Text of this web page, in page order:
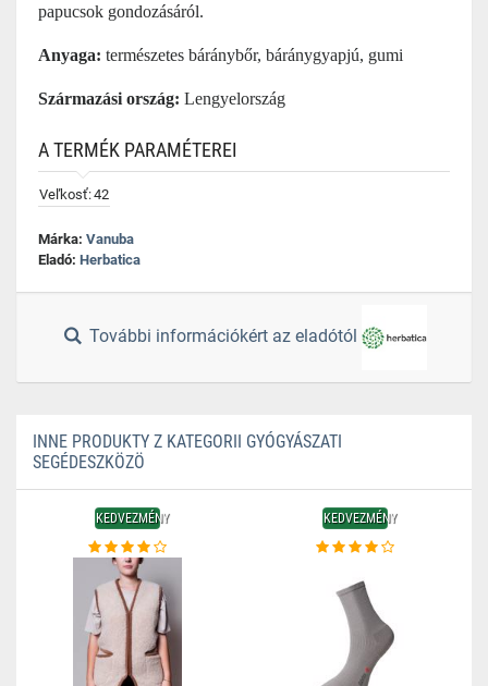
papucsok gondozásáról.
Anyaga: természetes báránybőr, báránygyapjú, gumi
Származási ország: Lengyelország
A TERMÉK PARAMÉTEREI
Veľkosť:42
Márka: Vanuba
Eladó: Herbatica
További információkért az eladótól
INNE PRODUKTY Z KATEGORII GYÓGYÁSZATI
SEGÉDESZKÖZÖ
KEDVEZMÉNY KEDVEZMÉNY